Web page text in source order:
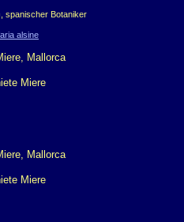
spanischer Botaniker
alsine
Miere
Miere